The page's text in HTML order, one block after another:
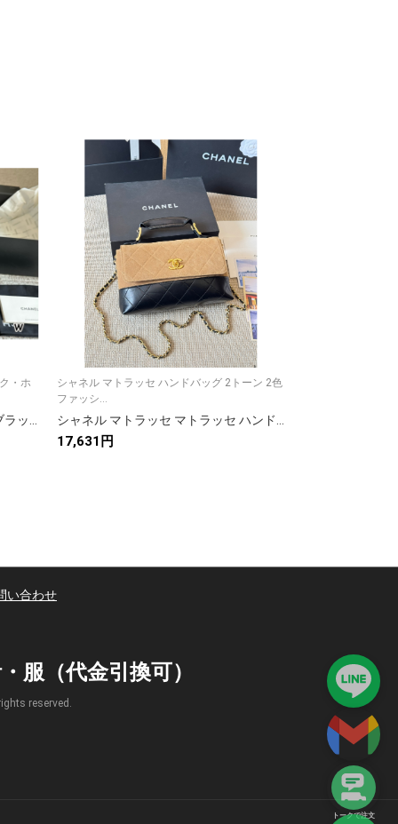
トークで注文
・ホ
シャネル ピケマロゥ キャンバス ブラック・ホワイト・レッド 3色入 💼
シャネル マトラッセ ハンドバッグ 2トーン 2色
ファッシ...
シャネル マトラッセ マトラッセ ハンドバッグ 2トーン 2色 ファッション 💼
17,631円
い合わせ
服（代金引換可）
reserved.